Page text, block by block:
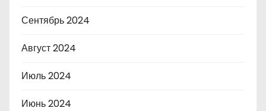
Сентябрь 2024
Август 2024
Июль 2024
Июнь 2024